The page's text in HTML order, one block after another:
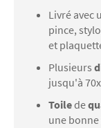
Livré avec
pince,
et
Plusieurs
jusqu'à
Toilede
une bonne